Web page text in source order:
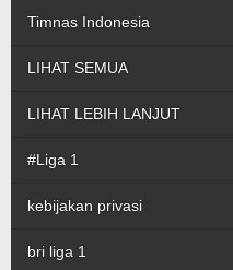
Timnas Indonesia
LIHAT SEMUA
LIHAT LEBIH LANJUT
#Liga 1
kebijakan privasi
bri liga 1